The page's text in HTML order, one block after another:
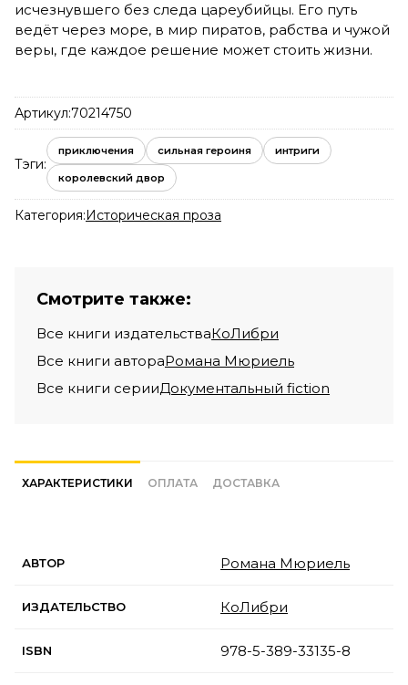
исчезнувшего без следа цареубийцы. Его путь
ведёт через море, в мир пиратов, рабства и чужой
веры, где каждое решение может стоить жизни.
Артикул:70214750
Тэги:
приключения сильная героиня интриги
королевский двор
Категория:Историческая проза
Смотрите также:
Все книги издательстваКоЛибри
Все книги автораРомана Мюриель
Все книги серииДокументальный fiction
ХАРАКТЕРИСТИКИ ОПЛАТА ДОСТАВКА
АВТОР Романа Мюриель
ИЗДАТЕЛЬСТВО КоЛибри
ISBN 978-5-389-33135-8